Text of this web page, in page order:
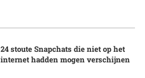
24 stoute Snapchats die niet op het
internet hadden mogen verschijnen